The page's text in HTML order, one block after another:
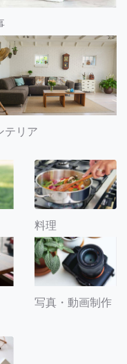
テリア
料理
写真・動画制作